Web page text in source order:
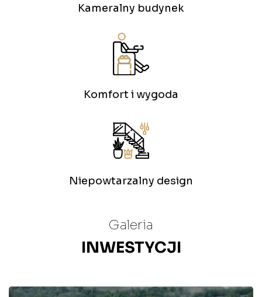
Kameralny budynek
Komfort i wygoda
Niepowtarzalny design
Galeria
INWESTYCJI